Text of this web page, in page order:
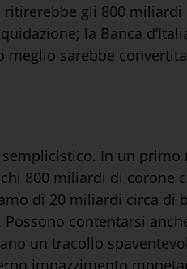
gli 800
la Banca
meglio sarebbe
In un primo
800 miliardi di corone
di 20 miliardi circa di
contentarsi
un tracollo
impazzimento